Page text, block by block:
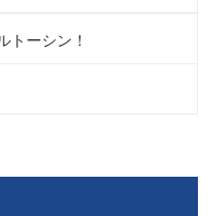
トーシン！